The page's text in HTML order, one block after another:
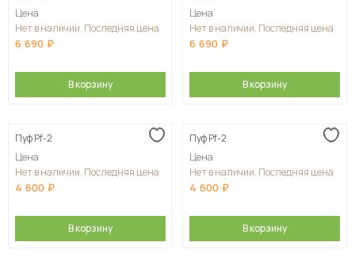
Цена
Нет в наличии. Последняя цена
6 690
В корзину
Цена
Нет в наличии. Последняя цена
6 690
В корзину
Пуф Pf-2
Цена
Нет в наличии. Последняя цена
4 600
В корзину
Пуф Pf-2
Цена
Нет в наличии. Последняя цена
4 600
В корзину